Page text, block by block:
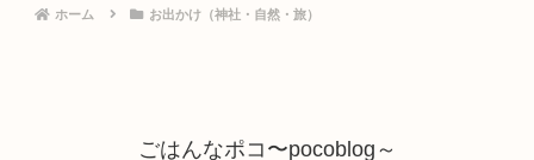
ホーム お出かけ（神社・自然・旅）
ごはんなポコ〜pocoblog～